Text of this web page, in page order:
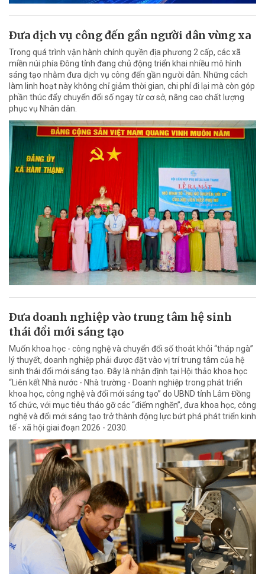
Ðưa dịch vụ công đến gần người dân vùng xa
Trong quá trình vận hành chính quyền địa phương 2 cấp, các xã
miền núi phía Đông tỉnh đang chủ động triển khai nhiều mô hình
sáng tạo nhằm đưa dịch vụ công đến gần người dân. Những cách
làm linh hoạt này không chỉ giảm thời gian, chi phí đi lại mà còn góp
phần thúc đẩy chuyển đổi số ngay từ cơ sở, nâng cao chất lượng
phục vụ Nhân dân.
Ðưa doanh nghiệp vào trung tâm hệ sinh
thái đổi mới sáng tạo
Muốn khoa học - công nghệ và chuyển đổi số thoát khỏi “tháp ngà”
lý thuyết, doanh nghiệp phải được đặt vào vị trí trung tâm của hệ
sinh thái đổi mới sáng tạo. Đây là nhận định tại Hội thảo khoa học
“Liên kết Nhà nước - Nhà trường - Doanh nghiệp trong phát triển
khoa học, công nghệ và đổi mới sáng tạo” do UBND tỉnh Lâm Đồng
tổ chức, với mục tiêu tháo gỡ các “điểm nghẽn”, đưa khoa học, công
nghệ và đổi mới sáng tạo trở thành động lực bứt phá phát triển kinh
tế - xã hội giai đoạn 2026 - 2030.